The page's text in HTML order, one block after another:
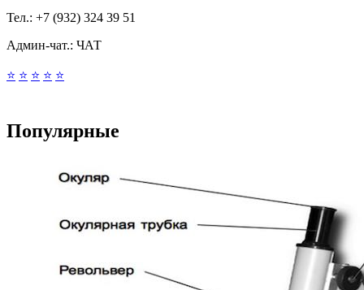
Тел.: +7 (932) 324 39 51
Админ-чат.: ЧАТ
⭐ ⭐ ⭐ ⭐ ⭐
Популярные